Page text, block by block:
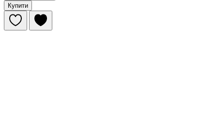
Купити